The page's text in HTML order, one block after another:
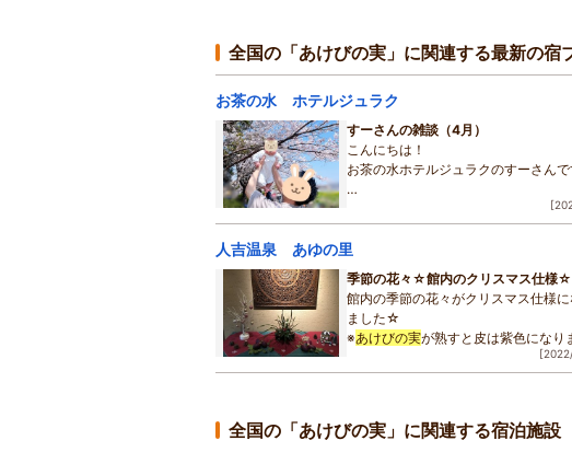
っていま
大変お世
全国の「あけびの実」に関連する最新の宿
お茶の水 ホテルジュラク
すーさんの雑談（4月）
こんにちは！
お茶の水ホテルジュラクのすーさんで
だんだんと暖かくなり、東京都内で
ちょうど見頃を迎えております。
めてのお花見に出かけてまいりました
人吉温泉 あゆの里
季節の花々☆館内のクリスマス仕様☆
館内の季節の花々がクリスマス仕様に
ました☆
※あけびの実が熟すと皮は紫色になり
実の中には筋子のような形をした白
が実っています。乳白色のゼリー状
全国の「あけびの実」に関連する宿泊施設